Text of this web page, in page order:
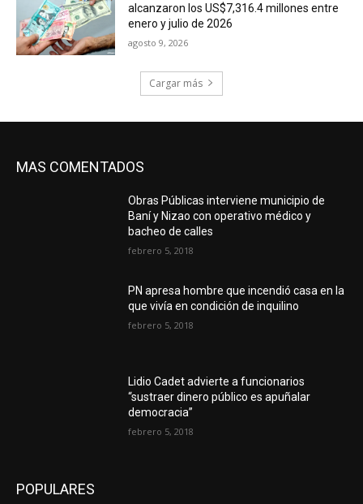
alcanzaron los US$7,316.4 millones entre
enero y julio de 2026
agosto 9, 2026
Cargar más
MAS COMENTADOS
Obras Públicas interviene municipio de
Baní y Nizao con operativo médico y
bacheo de calles
febrero 5, 2018
PN apresa hombre que incendió casa en la
que vivía en condición de inquilino
febrero 5, 2018
Lidio Cadet advierte a funcionarios
“sustraer dinero público es apuñalar
democracia”
febrero 5, 2018
POPULARES